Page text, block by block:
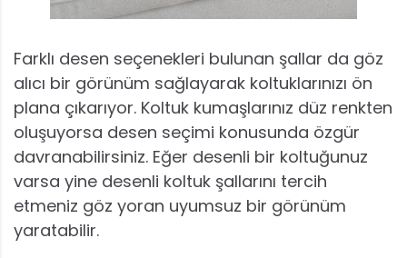
Farklı desen seçenekleri bulunan şallar da göz
alıcı bir görünüm sağlayarak koltuklarınızı ön
plana çıkarıyor. Koltuk kumaşlarınız düz renkten
oluşuyorsa desen seçimi konusunda özgür
davranabilirsiniz. Eğer desenli bir koltuğunuz
varsa yine desenli koltuk şallarını tercih
etmeniz göz yoran uyumsuz bir görünüm
yaratabilir.